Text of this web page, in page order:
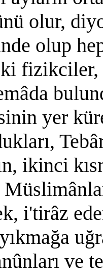
olur,
olup
fizikciler,
yer
ikinci
i'tirâz
ve